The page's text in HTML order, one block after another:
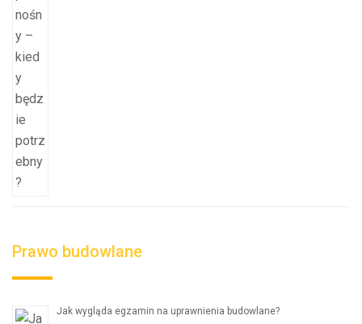
Prawo budowlane
Jak wygląda egzamin na uprawnienia budowlane?